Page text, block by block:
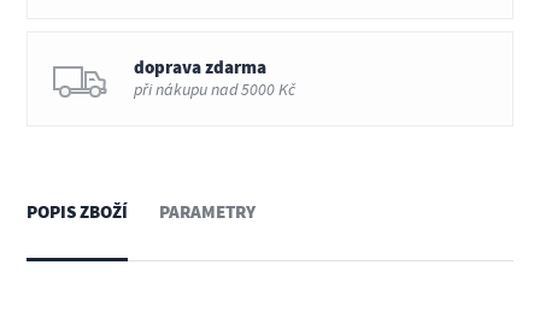
doprava zdarma
při nákupu nad 5000 Kč
POPIS ZBOŽÍ PARAMETRY